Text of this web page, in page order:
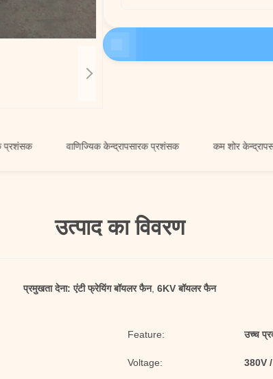
वाणिज्यिक केन्द्रापसारक प्रशंसक कम शोर केन्द्रापसारक
उत्पाद का विवरण
प्रमुखता देना: एंटी फ्रेयिंग बॉयलर फैन, 6KV बॉयलर फैन
Feature: उच्च
Voltage: 380V